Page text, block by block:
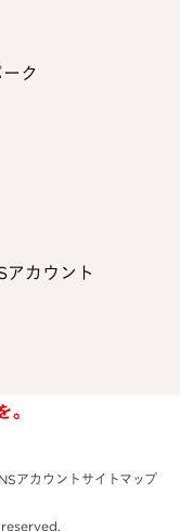
ク
アカウント
アカウントサイトマップ